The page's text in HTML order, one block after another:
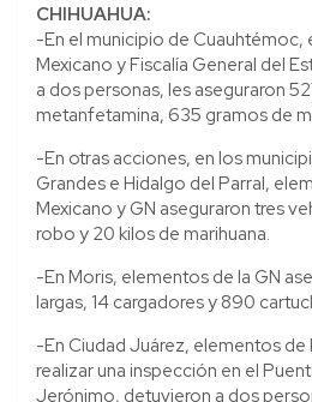
CHIHUAHUA:
-En el municipio de
Mexicano y Fiscalía General del
a dos personas, les aseguraron
metanfetamina, 635 gramos de
-En otras acciones, en los
Grandes e Hidalgo del Parral,
Mexicano y GN aseguraron tres
robo y 20 kilos de marihuana.
-En Moris, elementos de la GN
largas, 14 cargadores y 890
-En Ciudad Juárez, elementos de
realizar una inspección en el
Jerónimo, detuvieron a dos